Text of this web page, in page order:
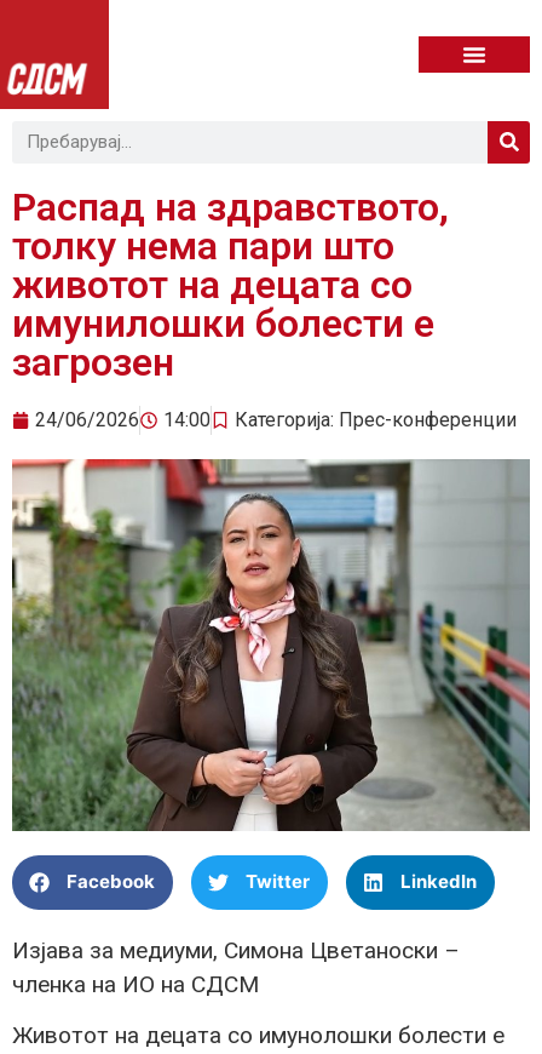
Распад на здравството,
толку нема пари што
животот на децата со
имунилошки болести е
загрозен
24/06/2026 14:00 Категорија: Прес-конференции
Facebook Twitter LinkedIn
Изјава за медиуми, Симона Цветаноски –
членка на ИО на СДСМ
Животот на децата со имунолошки болести е